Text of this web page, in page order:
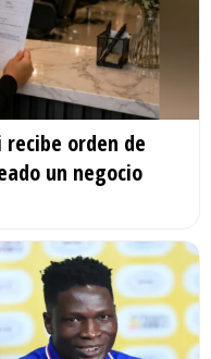
recibe orden de
un negocio